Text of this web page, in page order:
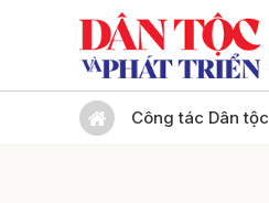
Công tác Dân tộc